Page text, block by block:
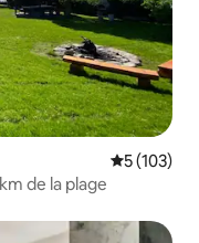
Évaluation
5 (103)
de la plage